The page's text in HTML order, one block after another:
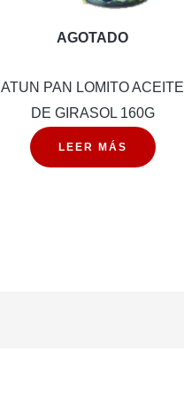
AGOTADO
ATUN PAN LOMITO ACEITE
DE GIRASOL 160G
LEER MÁS